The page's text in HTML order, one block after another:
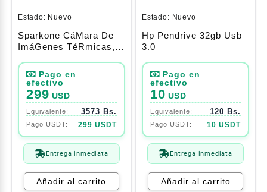
Estado: Nuevo
Sparkone CáMara De
ImáGenes TéRmicas,
192, CáMara TéRmica
Con Wifi, -4°F A
1022°F, CáMara
Infrarroja InaláMbrica
De 25 Hz Para
InspeccióN Del Hogar,
Hvac
299 USD
3573 Bs.
299 USDT
Entrega inmediata
Añadir al carrito
Estado: Nuevo
Hp Pendrive 32gb Usb
3.0
10 USD
120 Bs.
10 USDT
Entrega inmediata
Añadir al carrito